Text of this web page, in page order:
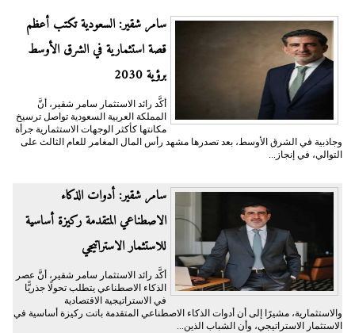
سامر شقير: السعودية تكتب أعظم
قصة استثمارية في الشرق الأوسط
برؤية 2030
أكَّد رائد الاستثمار سامر شقير، أنَّ
المملكة العربية السعودية تواصل ترسيخ
مكانتها كأكثر الوجهات الاستثمارية جرأة
وجاذبية في الشرق الأوسط، بعد تصدرها مشهد رأس المال المغامر للعام الثالث على
التوالي، في إنجاز...
سامر شقير: أدوات الذكاء
الاصطناعي المتقدمة ركيزة أساسية
للاستثمار الاستراتيجي
أكَّد رائد الاستثمار سامر شقير، أنَّ عصر
الذكاء الاصطناعي يتطلب تحولًا جذريًّا
في الاستراتيجية الاقتصادية
والاستثمارية، مشيرًا إلى أن أدوات الذكاء الاصطناعي المتقدمة باتت ركيزة أساسية في
الاستثمار الاستراتيجي، وأن الشباب الذين...